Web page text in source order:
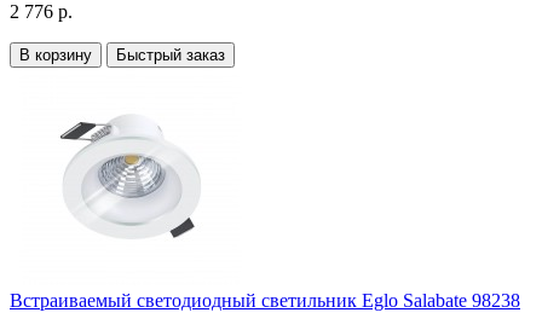
2 776 р.
В корзину Быстрый заказ
Встраиваемый светодиодный светильник Eglo Salabate 98238